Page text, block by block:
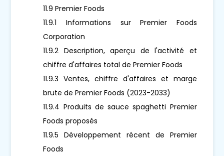
11.9 Premier Foods
11.9.1 Informations sur Premier Foods
Corporation
11.9.2 Description, aperçu de l'activité et
chiffre d'affaires total de Premier Foods
11.9.3 Ventes, chiffre d'affaires et marge
brute de Premier Foods (2023-2033)
11.9.4 Produits de sauce spaghetti Premier
Foods proposés
11.9.5 Développement récent de Premier
Foods